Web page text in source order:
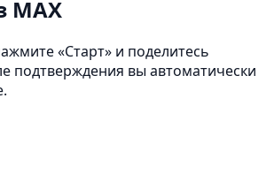
MAX
«Старт» и поделитесь
подтверждения вы автоматически